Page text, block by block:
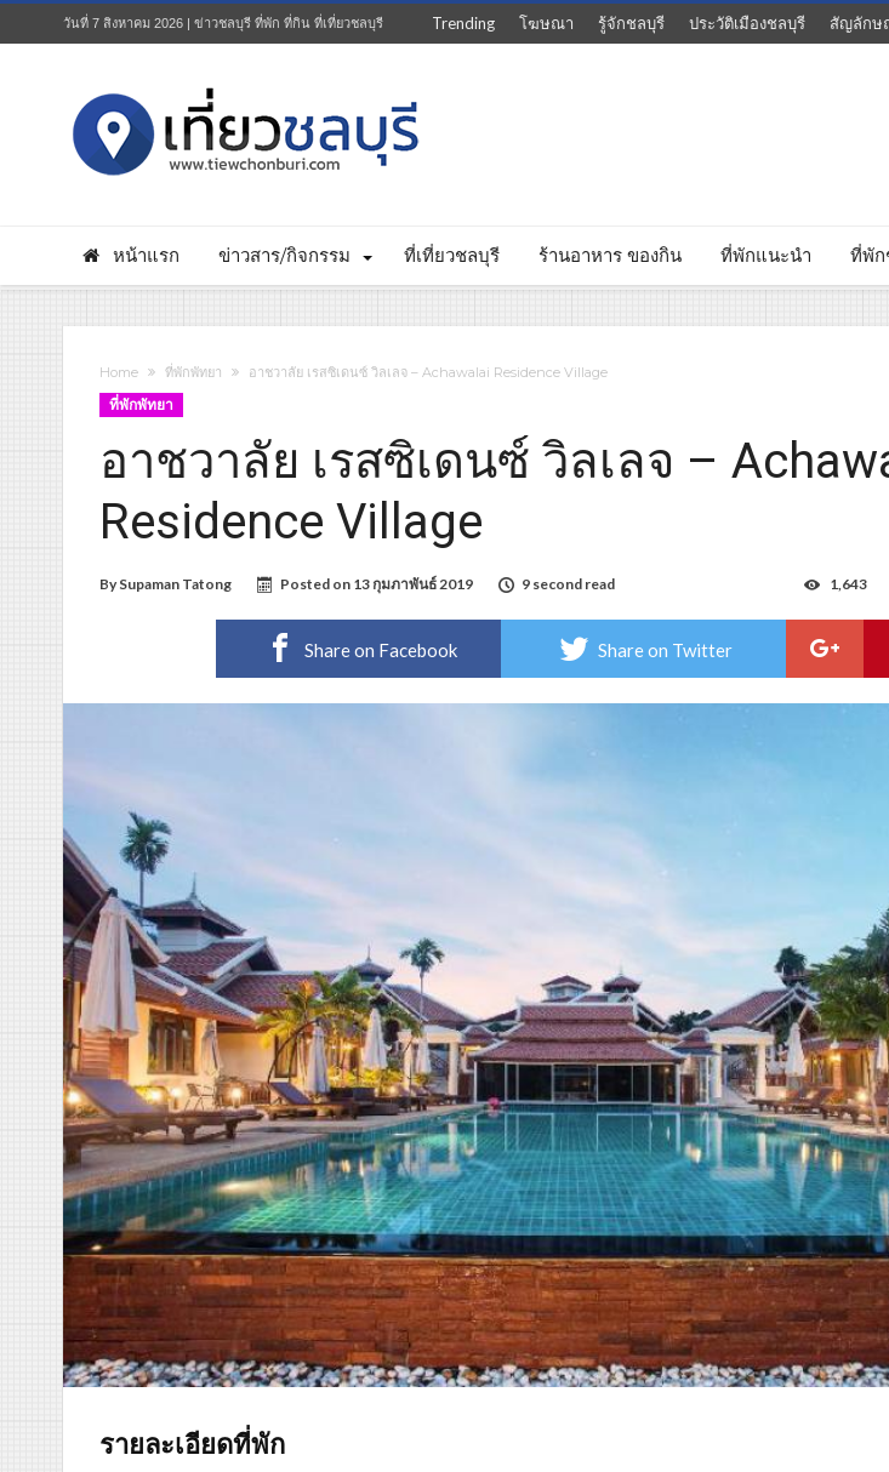
วันที่ 7 สิงหาคม 2026 | ข่าวชลบุรี ที่พัก ที่กิน ที่เที่ยวชลบุรี Trending โฆษณา รู้จักชลบุรี ประวัติเมืองชลบุรี สัญลักษ
หน้าแรก ข่าวสาร/กิจกรรม ที่เที่ยวชลบุรี ร้านอาหาร ของกิน ที่พักแนะนำ ที่พัก
Home ที่พักพัทยา อาชวาลัย เรสซิเดนซ์ วิลเลจ – Achawalai Residence Village
ที่พักพัทยา
อาชวาลัย เรสซิเดนซ์ วิลเลจ –
Residence Village
By Supaman Tatong Posted on 13 กุมภาพันธ์ 2019 9 second read 1,643
Share on Facebook Share on Twitter
รายละเอียดที่พัก